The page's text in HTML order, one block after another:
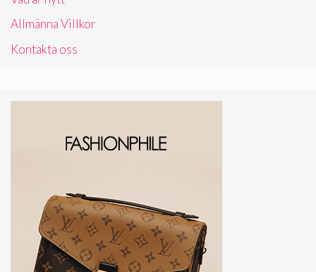
Allmänna Villkor
Kontakta oss